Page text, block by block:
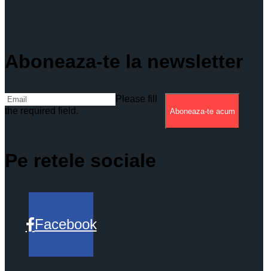
Aboneaza-te la newsletter
Please fill
the required field.
Aboneaza-te acum
Pe retele sociale
Facebook